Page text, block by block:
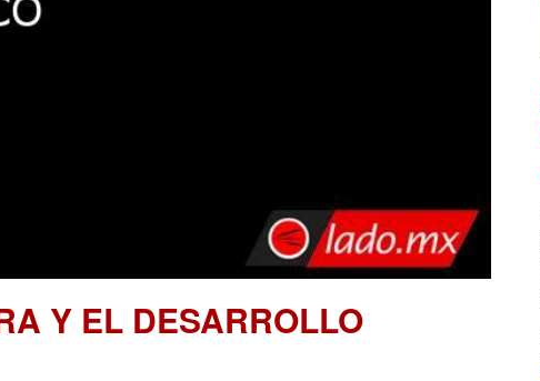
Y EL DESARROLLO